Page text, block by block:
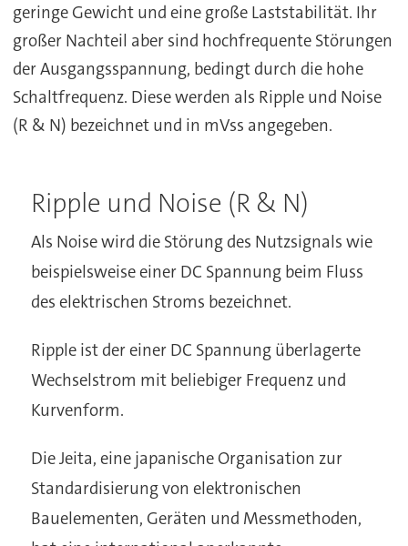
geringe Gewicht und eine große Laststabilität. Ihr
großer Nachteil aber sind hochfrequente Störungen
der Ausgangsspannung, bedingt durch die hohe
Schaltfrequenz. Diese werden als Ripple und Noise
(R & N) bezeichnet und in mVss angegeben.
Ripple und Noise (R & N)
Als Noise wird die Störung des Nutzsignals wie
beispielsweise einer DC Spannung beim Fluss
des elektrischen Stroms bezeichnet.
Ripple ist der einer DC Spannung überlagerte
Wechselstrom mit beliebiger Frequenz und
Kurvenform.
Die Jeita, eine japanische Organisation zur
Standardisierung von elektronischen
Bauelementen, Geräten und Messmethoden,